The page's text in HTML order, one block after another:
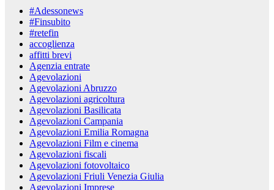
#Adessonews
#Finsubito
#retefin
accoglienza
affitti brevi
Agenzia entrate
Agevolazioni
Agevolazioni Abruzzo
Agevolazioni agricoltura
Agevolazioni Basilicata
Agevolazioni Campania
Agevolazioni Emilia Romagna
Agevolazioni Film e cinema
Agevolazioni fiscali
Agevolazioni fotovoltaico
Agevolazioni Friuli Venezia Giulia
Agevolazioni Imprese